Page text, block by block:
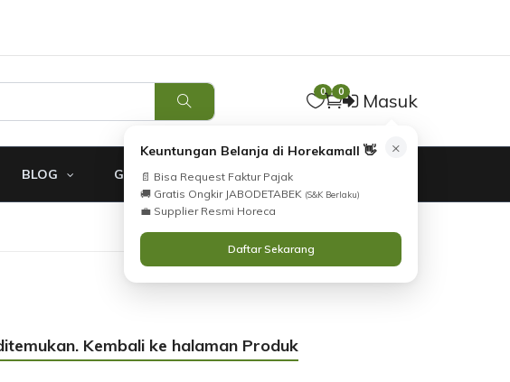
0 0 Masuk
×
Keuntungan Belanja di Horekamall 👋
📄 Bisa Request Faktur Pajak
🚚 Gratis Ongkir JABODETABEK (S&K Berlaku)
💼 Supplier Resmi Horeca
Daftar Sekarang
BLOG GARANSI
Kembali ke halaman Produk